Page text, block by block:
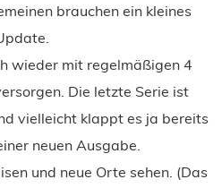
brauchen ein kleines
wieder mit regelmäßigen 4
Die letzte Serie ist
vielleicht klappt es ja bereits
neuen Ausgabe.
und neue Orte sehen. (Das